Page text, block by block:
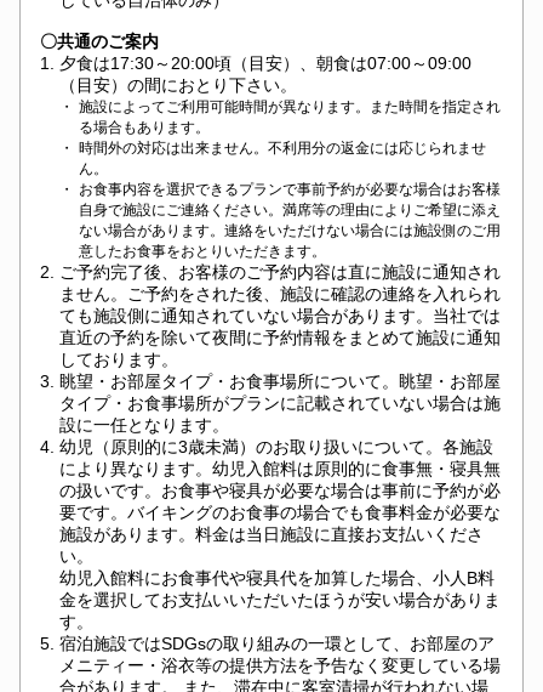
〇共通のご案内
1.
夕食は17:30～20:00頃（目安）、朝食は07:00～09:00
（目安）の間におとり下さい。
・
施設によってご利用可能時間が異なります。また時間を指定され
る場合もあります。
・
時間外の対応は出来ません。不利用分の返金には応じられませ
ん。
・
お食事内容を選択できるプランで事前予約が必要な場合はお客様
自身で施設にご連絡ください。満席等の理由によりご希望に添え
ない場合があります。連絡をいただけない場合には施設側のご用
意したお食事をおとりいただきます。
2.
ご予約完了後、お客様のご予約内容は直に施設に通知され
ません。ご予約をされた後、施設に確認の連絡を入れられ
ても施設側に通知されていない場合があります。当社では
直近の予約を除いて夜間に予約情報をまとめて施設に通知
しております。
3.
眺望・お部屋タイプ・お食事場所について。眺望・お部屋
タイプ・お食事場所がプランに記載されていない場合は施
設に一任となります。
4. 幼児（原則的に3歳未満）のお取り扱いについて。各施設
により異なります。幼児入館料は原則的に食事無・寝具無
の扱いです。お食事や寝具が必要な場合は事前に予約が必
要です。バイキングのお食事の場合でも食事料金が必要な
施設があります。料金は当日施設に直接お支払いくださ
い。
幼児入館料にお食事代や寝具代を加算した場合、小人B料
金を選択してお支払いいただいたほうが安い場合がありま
す。
5. 宿泊施設ではSDGsの取り組みの一環として、お部屋のア
メニティー・浴衣等の提供方法を予告なく変更している場
合があります。 また、滞在中に客室清掃が行われない場